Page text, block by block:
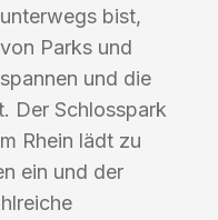
bist,
Parks und
und die
Der Schlosspark
Rhein lädt zu
ein und der